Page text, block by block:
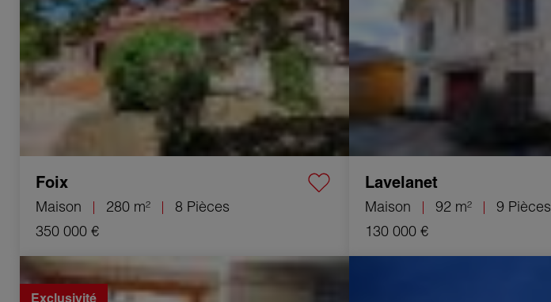
Foix
Maison 280 m²
8 Pièces
350 000 €
Lavelanet
Maison 92 m²
9 Pièces
130 000 €
Vente Maison Lavelanet 7 Pièces 111 m²
Exclusivité